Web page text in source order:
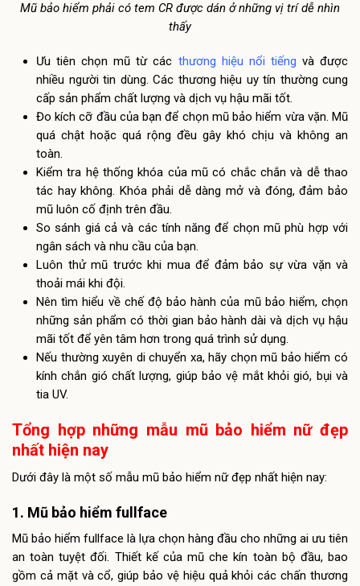
Mũ bảo hiểm phải có tem CR được dán ở những vị trí dễ nhìn
thấy
Ưu tiên chọn mũ từ các thương hiệu nổi tiếng và được
nhiều người tin dùng. Các thương hiệu uy tín thường cung
cấp sản phẩm chất lượng và dịch vụ hậu mãi tốt.
Đo kích cỡ đầu của bạn để chọn mũ bảo hiểm vừa vặn. Mũ
quá chật hoặc quá rộng đều gây khó chịu và không an
toàn.
Kiểm tra hệ thống khóa của mũ có chắc chắn và dễ thao
tác hay không. Khóa phải dễ dàng mở và đóng, đảm bảo
mũ luôn cố định trên đầu.
So sánh giá cả và các tính năng để chọn mũ phù hợp với
ngân sách và nhu cầu của bạn.
Luôn thử mũ trước khi mua để đảm bảo sự vừa vặn và
thoải mái khi đội.
Nên tìm hiểu về chế độ bảo hành của mũ bảo hiểm, chọn
những sản phẩm có thời gian bảo hành dài và dịch vụ hậu
mãi tốt để yên tâm hơn trong quá trình sử dụng.
Nếu thường xuyên di chuyển xa, hãy chọn mũ bảo hiểm có
kính chắn gió chất lượng, giúp bảo vệ mắt khỏi gió, bụi và
tia UV.
Tổng hợp những mẫu mũ bảo hiểm nữ đẹp
nhất hiện nay
Dưới đây là một số mẫu mũ bảo hiểm nữ đẹp nhất hiện nay:
1. Mũ bảo hiểm fullface
Mũ bảo hiểm fullface là lựa chọn hàng đầu cho những ai ưu tiên
an toàn tuyệt đối. Thiết kế của mũ che kín toàn bộ đầu, bao
gồm cả mặt và cổ, giúp bảo vệ hiệu quả khỏi các chấn thương